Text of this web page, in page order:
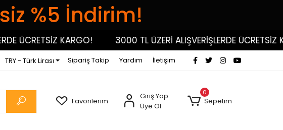
%5 İndirim!
ÜCRETSİZ KARGO! 3000 TL ÜZERİ ALIŞVERİŞLERDE ÜCRETSİZ
TRY - Türk Lirası Sipariş Takip Yardım İletişim
Favorilerim
Giriş Yap
Üye Ol
0
Sepetim